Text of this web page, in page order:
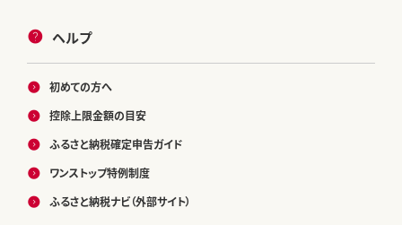
ヘルプ
初めての方へ
控除上限金額の目安
ふるさと納税確定申告ガイド
ワンストップ特例制度
ふるさと納税ナビ（外部サイト）